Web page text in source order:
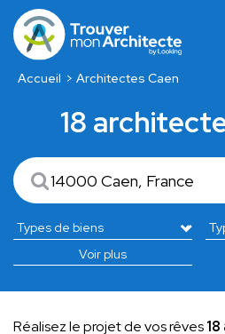
Accueil Architectes Caen
18
Voir plus
Réalisez le projet de vos rêves